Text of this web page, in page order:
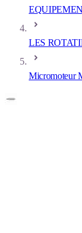
LES
Micromoteur